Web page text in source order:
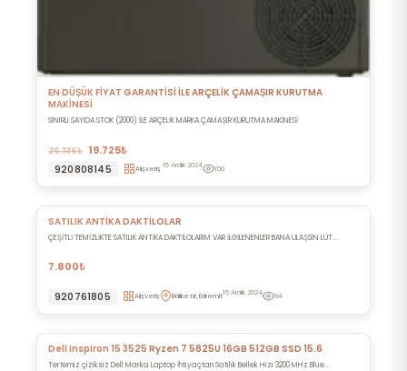
EN DÜŞÜK FİYAT GARANTİSİ İLE ARÇELİK ÇAMAŞIR KURUTMA
MAKİNESİ
SINIRLI SAYIDA STOK (2000) İLE ARÇELİK MARKA ÇAMAŞIR KURUTMA MAKİNESİ
26.136₺ 19.725₺
920808145
Alışveriş15 Aralık 2024 150
SATILIK ANTİKA DAKTİLOLAR
ÇEŞİTLİ TEMİZLİKTE SATILIK ANTİKA DAKTİLOLARIM VAR İLGİLENENLER BANA ULAŞSIN LÜT...
7.800₺
920761805 Alışveriş Balıkesir, Edremit15 Aralık 2024 94
Dell Inspiron 15 3525 Ryzen 7 5825U 16GB 512GB SSD 15.6
Tertemiz çiziksiz Dell Marka Laptop İhtiyaçtan Satılık Bellek Hızı 3200 MHz Blue...